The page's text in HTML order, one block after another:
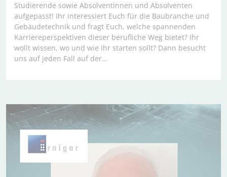
Studierende sowie Absolventinnen und Absolventen
aufgepasst! Ihr interessiert Euch für die Baubranche und
Gebäudetechnik und fragt Euch, welche spannenden
Karriereperspektiven dieser berufliche Weg bietet? Ihr
wollt wissen, wo und wie Ihr starten sollt? Dann besucht
uns auf jeden Fall auf der…